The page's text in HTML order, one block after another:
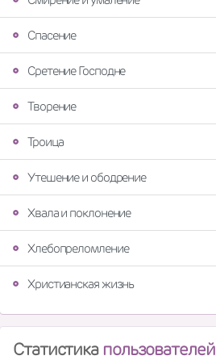
Спасение
Сретение Господне
Творение
Троица
Утешение и ободрение
Хвала и поклонение
Хлебопреломление
Христианская жизнь
Статистика пользователей